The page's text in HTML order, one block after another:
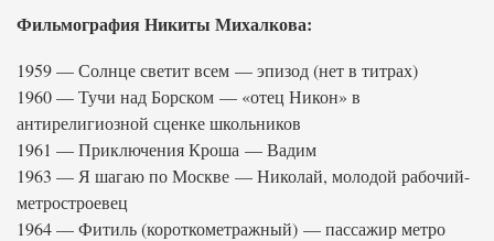
Фильмография Никиты Михалкова:
1959 — Солнце светит всем — эпизод (нет в титрах)
1960 — Тучи над Борском — «отец Никон» в
антирелигиозной сценке школьников
1961 — Приключения Кроша — Вадим
1963 — Я шагаю по Москве — Николай, молодой рабочий-
метростроевец
1964 — Фитиль (короткометражный) — пассажир метро